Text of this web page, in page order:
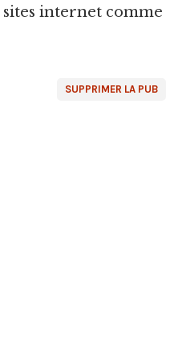
sites internet comme
SUPPRIMER LA PUB